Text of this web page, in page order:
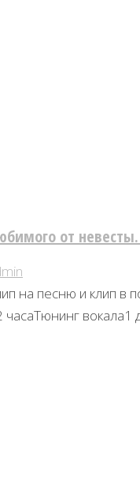
от
на песню и клип
часаТюнинг